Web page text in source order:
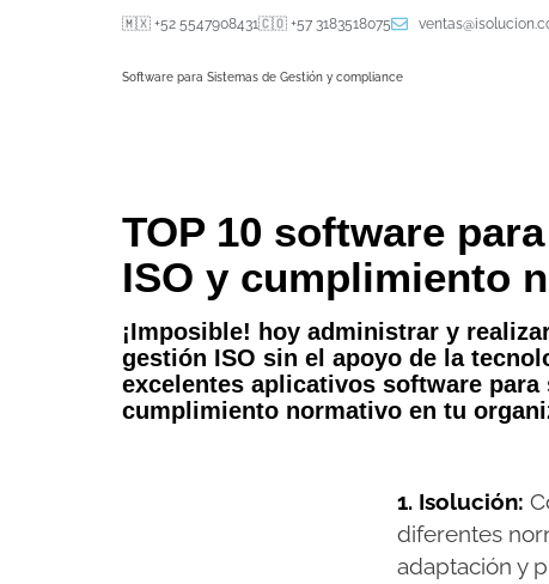
🇲🇽 +52 5547908431🇨🇴 +57 3183518075
Software para Sistemas de Gestión y compliance
TOP 10 software
ISO y cumplimiento
¡Imposible! hoy administrar y
gestión ISO sin el apoyo de la
excelentes aplicativos software para
cumplimiento normativo en tu
1. Isolución:
diferentes
adaptación y